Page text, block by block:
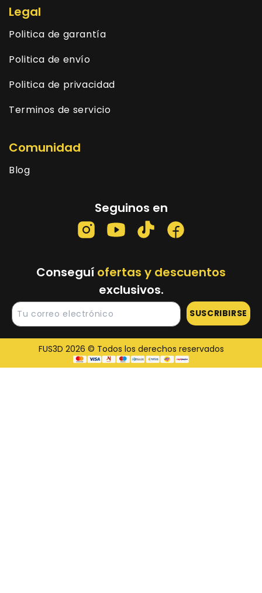
Legal
Politica de garantía
Politica de envío
Politica de privacidad
Terminos de servicio
Comunidad
Blog
Seguinos en
Conseguí ofertas y descuentos
exclusivos.
SUSCRIBIRSE
FUS3D 2026 © Todos los derechos reservados